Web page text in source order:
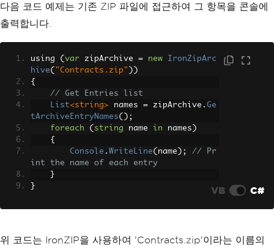
다음 코드 예제는 기존 ZIP 파일에 접근하여 그 항목을 콘솔에
출력합니다.
using ( var zipArchive = new
IronZipArc
hive( "Contracts.zip" ))
{
// Get Entries list
List<string> names = zipArchive . Ge
tArchiveEntryNames();
foreach
( string name in names )
{
Console . WriteLine( name );
// Pr
int the name of each entry
}
}
VB C#
위 코드는 IronZIP을 사용하여 'Contracts.zip'이라는 이름의